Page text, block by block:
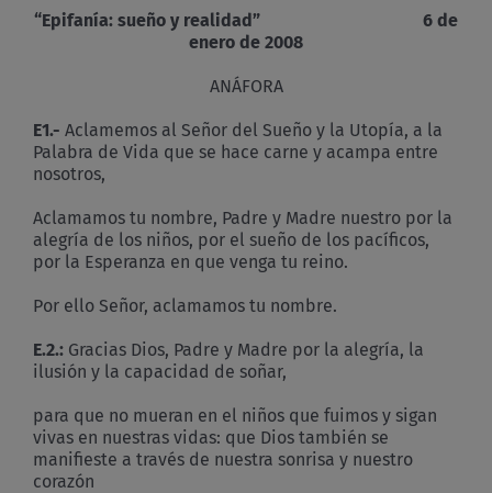
“Epifanía: sueño y realidad” 6 de
enero de 2008
ANÁFORA
E1.- Aclamemos al Señor del Sueño y la Utopía, a la
Palabra de Vida que se hace carne y acampa entre
nosotros,
Aclamamos tu nombre, Padre y Madre nuestro por la
alegría de los niños, por el sueño de los pacíficos,
por la Esperanza en que venga tu reino.
Por ello Señor, aclamamos tu nombre.
E.2.: Gracias Dios, Padre y Madre por la alegría, la
ilusión y la capacidad de soñar,
para que no mueran en el niños que fuimos y sigan
vivas en nuestras vidas: que Dios también se
manifieste a través de nuestra sonrisa y nuestro
corazón